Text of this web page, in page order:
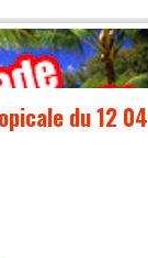
du 12 04